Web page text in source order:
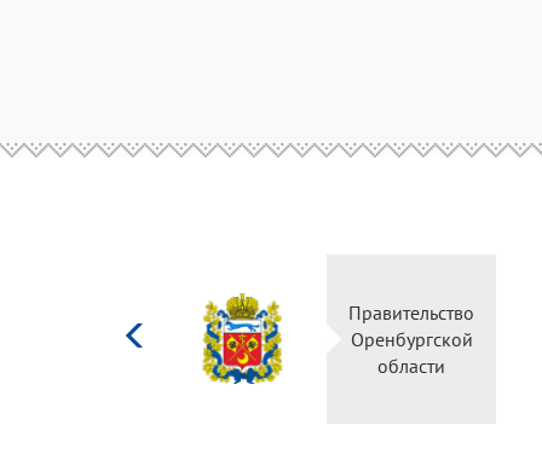
Правительство
Оренбургской
области